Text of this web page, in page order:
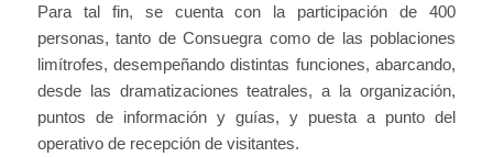
Para tal fin, se cuenta con la participación de 400
personas, tanto de Consuegra como de las poblaciones
limítrofes, desempeñando distintas funciones, abarcando,
desde las dramatizaciones teatrales, a la organización,
puntos de información y guías, y puesta a punto del
operativo de recepción de visitantes.